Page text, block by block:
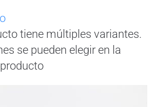
tiene múltiples variantes.
se pueden elegir en la